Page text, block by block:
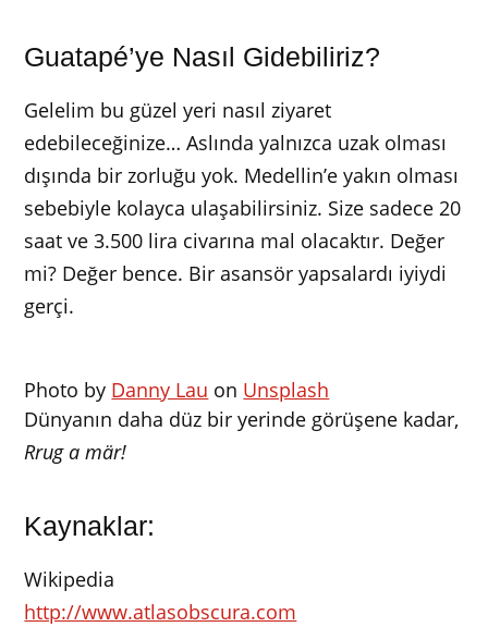
Guatapé’ye Nasıl Gidebiliriz?
Gelelim bu güzel yeri nasıl ziyaret
edebileceğinize… Aslında yalnızca uzak olması
dışında bir zorluğu yok. Medellin’e yakın olması
sebebiyle kolayca ulaşabilirsiniz. Size sadece 20
saat ve 3.500 lira civarına mal olacaktır. Değer
mi? Değer bence. Bir asansör yapsalardı iyiydi
gerçi.
Photo by Danny Lau on Unsplash
Dünyanın daha düz bir yerinde görüşene kadar,
Rrug a mär!
Kaynaklar:
Wikipedia
http://www.atlasobscura.com